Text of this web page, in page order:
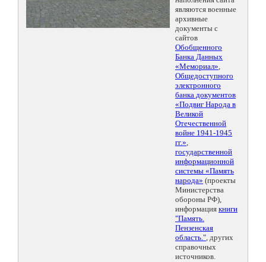
являются военные
архивные
документы с
сайтов
Обобщенного
Банка Данных
«Мемориал»,
Общедоступного
электронного
банка документов
«Подвиг Народа в
Великой
Отечественной
войне 1941-1945
гг.»,
государственной
информационной
системы «Память
народа» (проекты
Министерства
обороны РФ),
информация книги
"Память.
Пензенская
область.", других
справочных
источников.